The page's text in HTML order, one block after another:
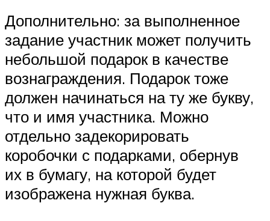
Дополнительно: за выполненное
задание участник может получить
небольшой подарок в качестве
вознаграждения. Подарок тоже
должен начинаться на ту же букву,
что и имя участника. Можно
отдельно задекорировать
коробочки с подарками, обернув
их в бумагу, на которой будет
изображена нужная буква.